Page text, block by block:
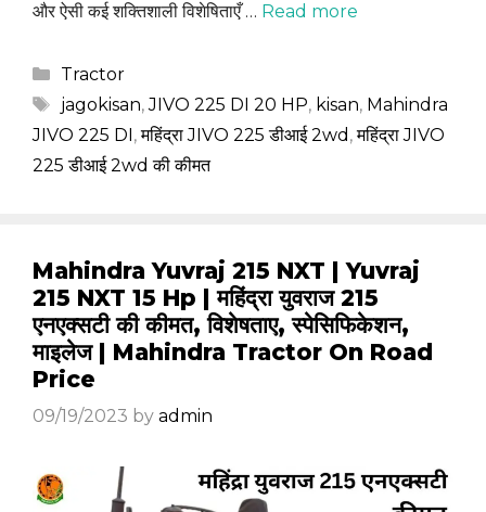
और ऐसी कई शक्तिशाली विशेषिताएँ … Read more
Categories
Tractor
Tags
jagokisan,JIVO 225 DI 20 HP, kisan, Mahindra
JIVO 225 DI,महिंद्रा JIVO 225 डीआई 2wd ,महिंद्रा JIVO
225 डीआई 2wd की कीमत
Mahindra Yuvraj 215 NXT | Yuvraj
215 NXT 15 Hp | महिंद्रा युवराज 215
एनएक्सटी की कीमत, विशेषताए, स्पेसिफिकेशन,
माइलेज | Mahindra Tractor On Road
Price
09/19/2023 by admin